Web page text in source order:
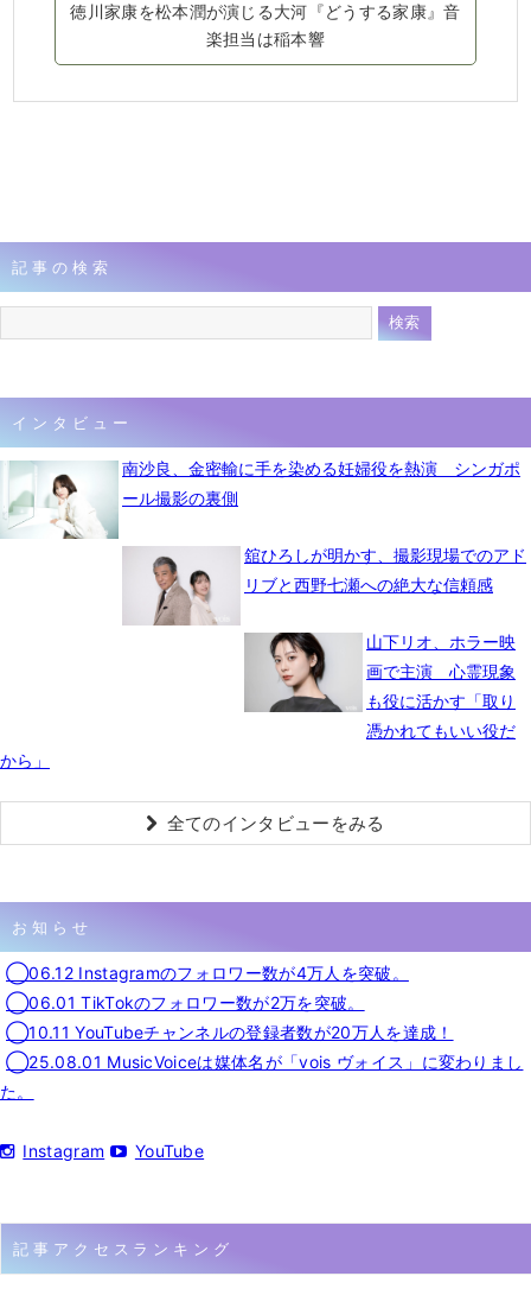
徳川家康を松本潤が演じる大河『どうする家康』音
楽担当は稲本響
記事の検索
インタビュー
南沙良、金密輸に手を染める妊婦役を熱演 シンガポ
ール撮影の裏側
舘ひろしが明かす、撮影現場でのアド
リブと西野七瀬への絶大な信頼感
山下リオ、ホラー映
画で主演 心霊現象
も役に活かす「取り
憑かれてもいい役だ
から」
全てのインタビューをみる
お知らせ
◯06.12 Instagramのフォロワー数が4万人を突破。
◯06.01 TikTokのフォロワー数が2万を突破。
◯10.11 YouTubeチャンネルの登録者数が20万人を達成！
◯25.08.01 MusicVoiceは媒体名が「vois ヴォイス」に変わりまし
た。
Instagram YouTube
記事アクセスランキング